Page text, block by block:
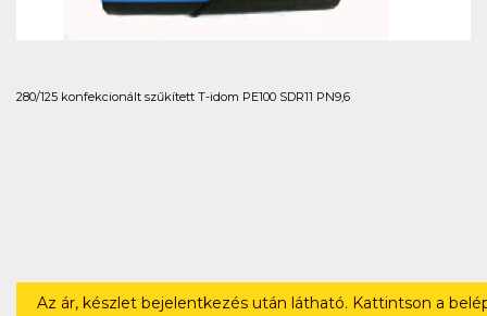
280/125 konfekcionált szűkített T-idom PE100 SDR11 PN9,6
Az ár, készlet bejelentkezés után látható. Kattintson a